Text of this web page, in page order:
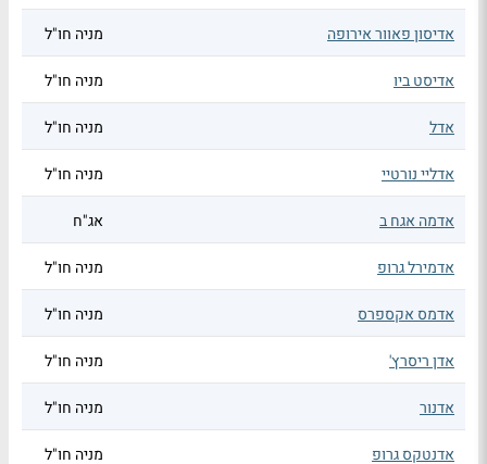
אדיסון פאוור אירופה מניה חו"ל
אדיסט ביו מניה חו"ל
אדל מניה חו"ל
אדליי נורטיי מניה חו"ל
אדמה אגח ב אג"ח
אדמירל גרופ מניה חו"ל
אדמס אקספרס מניה חו"ל
אדן ריסרץ' מניה חו"ל
אדנור מניה חו"ל
אדנטקס גרופ מניה חו"ל